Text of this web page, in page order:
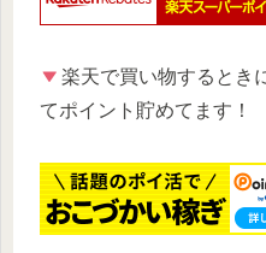
楽天で買い物するとき
てポイント貯めてます！